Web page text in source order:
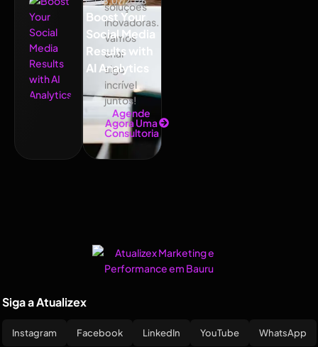
Boost Your
Social Media
Results with
AI Analytics
soluções
inovadoras.
Vamos
criar
algo
incrível
juntos!
Agende
Agora Uma
Consultoria
Siga a Atualizex
Instagram Facebook LinkedIn YouTube WhatsApp